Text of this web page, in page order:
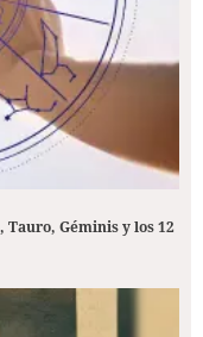
Géminis y los 12